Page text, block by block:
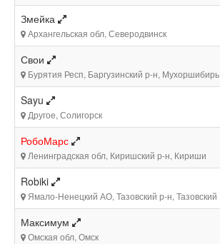
Змейка
Архангельская обл, Северодвинск
Свои
Бурятия Респ, Баргузинский р-н, Мухоршибирь
Sayu
Другое, Солигорск
РобоМарс
Ленинградская обл, Киришский р-н, Кириши
Robiki
Ямало-Ненецкий АО, Тазовский р-н, Тазовский
Максимум
Омская обл, Омск